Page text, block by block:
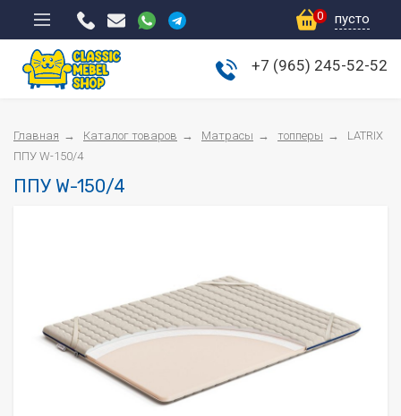
0 пусто
+7 (965) 245-52-52
Главная Каталог товаров Матрасы топперы
LATRIX
ППУ W-150/4
ППУ W-150/4
Мебель для спальни
Прихожие
Столы и стулья
Детская мебель